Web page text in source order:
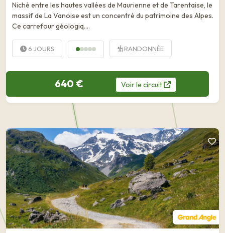
Niché entre les hautes vallées de Maurienne et de Tarentaise, le
massif de La Vanoise est un concentré du patrimoine des Alpes.
Ce carrefour géologiq….
6 JOURS RANDONNÉE
640 € Voirle circuit